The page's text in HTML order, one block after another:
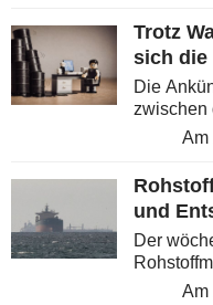
der
Trotz
sich die
Die
zwischen
hatteAm
und
Der
jüngsten
Am